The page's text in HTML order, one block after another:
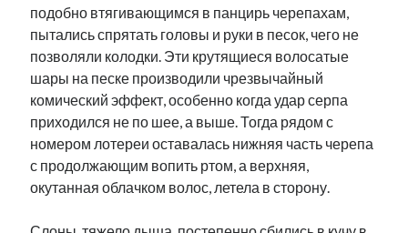
подобно втягивающимся в панцирь черепахам,
пытались спрятать головы и руки в песок, чего не
позволяли колодки. Эти крутящиеся волосатые
шары на песке производили чрезвычайный
комический эффект, особенно когда удар серпа
приходился не по шее, а выше. Тогда рядом с
номером лотереи оставалась нижняя часть черепа
с продолжающим вопить ртом, а верхняя,
окутанная облачком волос, летела в сторону.